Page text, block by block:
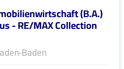
(B.A.)
- RE/MAX Collection
Baden